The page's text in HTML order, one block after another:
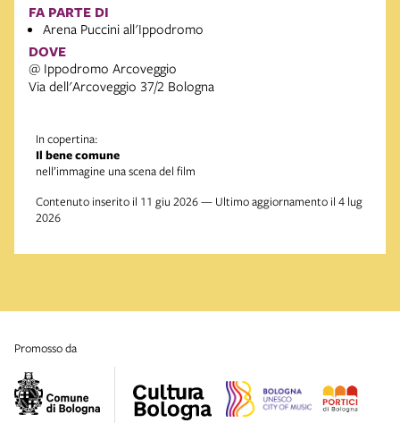
FA PARTE DI
Arena Puccini all'Ippodromo
DOVE
@ Ippodromo Arcoveggio
Via dell'Arcoveggio 37/2 Bologna
In copertina:
Il bene comune
nell’immagine una scena del film
Contenuto inserito il 11 giu 2026 — Ultimo aggiornamento il 4 lug
2026
promosso da